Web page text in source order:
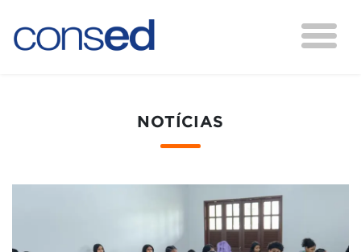
NOTÍCIAS